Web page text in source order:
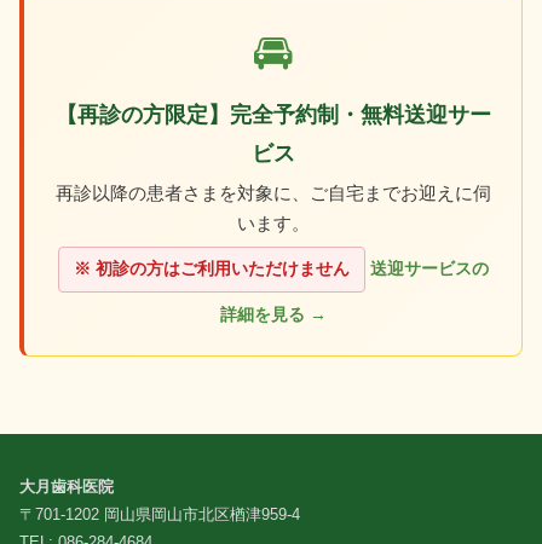
🚘
【再診の方限定】完全予約制・無料送迎サー
ビス
再診以降の患者さまを対象に、ご自宅までお迎えに伺
います。
※ 初診の方はご利用いただけません 送迎サービスの
詳細を見る →
大月歯科医院
〒701-1202 岡山県岡山市北区楢津959-4